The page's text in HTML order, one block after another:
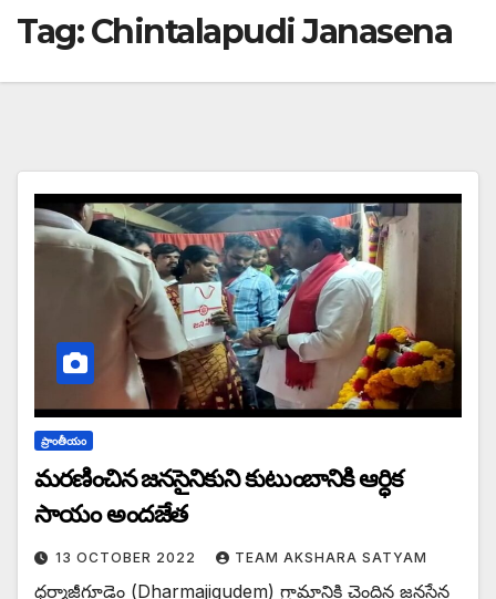
Tag:Chintalapudi Janasena
ప్రాంతీయం
మరణించిన జనసైనికుని కుటుంబానికి ఆర్ధిక
సాయం అందజేత
13 OCTOBER 2022 TEAM AKSHARA SATYAM
ధర్మాజీగూడెం (Dharmajigudem) గ్రామానికి చెందిన జనసేన